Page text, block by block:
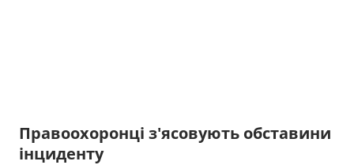
Правоохоронці з'ясовують обставини
інциденту